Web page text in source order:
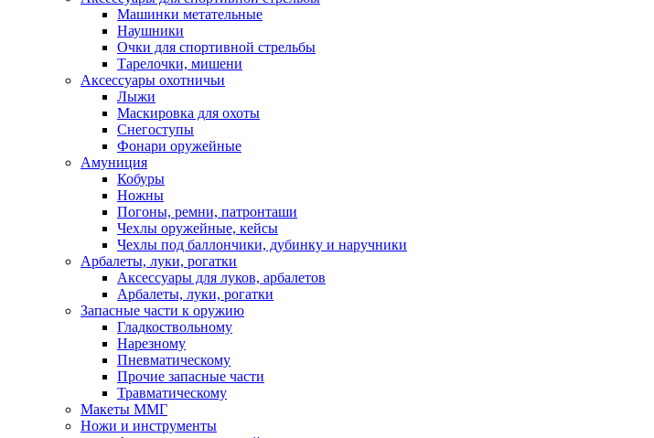
Машинки метательные
Наушники
Очки для спортивной стрельбы
Тарелочки, мишени
Аксессуары охотничьи
Лыжи
Маскировка для охоты
Снегоступы
Фонари оружейные
Амуниция
Кобуры
Ножны
Погоны, ремни, патронташи
Чехлы оружейные, кейсы
Чехлы под баллончики, дубинку и наручники
Арбалеты, луки, рогатки
Аксессуары для луков, арбалетов
Арбалеты, луки, рогатки
Запасные части к оружию
Гладкоствольному
Нарезному
Пневматическому
Прочие запасные части
Травматическому
Макеты ММГ
Ножи и инструменты